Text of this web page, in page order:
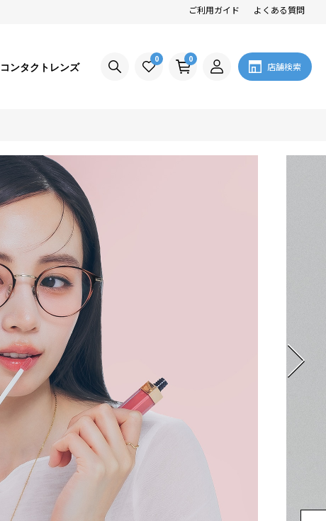
ご利用ガイド よくある質問
コンタクトレンズ
0 0
店舗検索